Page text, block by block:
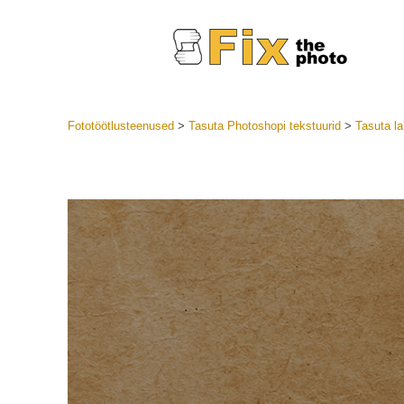
Parima
Mobiili
Fototöötlusteenused > Tasuta Photoshopi tekstuurid > Tasuta